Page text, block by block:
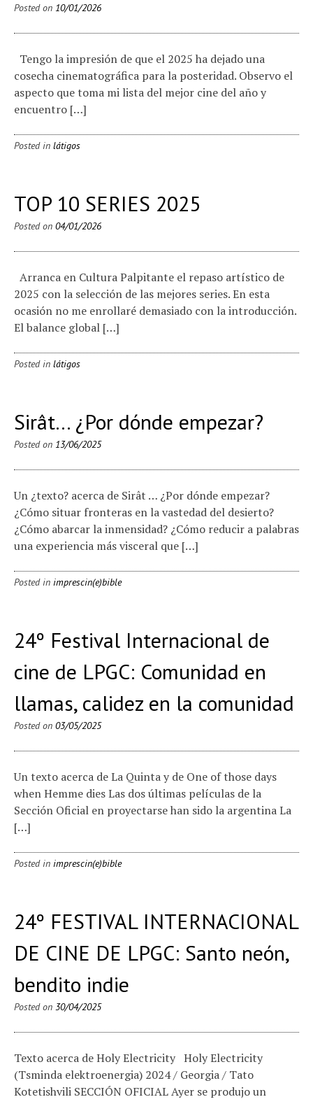
Posted on 10/01/2026
Tengo la impresión de que el 2025 ha dejado una
cosecha cinematográfica para la posteridad. Observo el
aspecto que toma mi lista del mejor cine del año y
encuentro […]
Posted in látigos
TOP 10 SERIES 2025
Posted on 04/01/2026
Arranca en Cultura Palpitante el repaso artístico de
2025 con la selección de las mejores series. En esta
ocasión no me enrollaré demasiado con la introducción.
El balance global […]
Posted in látigos
Sirât… ¿Por dónde empezar?
Posted on 13/06/2025
Un ¿texto? acerca de Sirât … ¿Por dónde empezar?
¿Cómo situar fronteras en la vastedad del desierto?
¿Cómo abarcar la inmensidad? ¿Cómo reducir a palabras
una experiencia más visceral que […]
Posted in imprescin(e)bible
24º Festival Internacional de
cine de LPGC: Comunidad en
llamas, calidez en la comunidad
Posted on 03/05/2025
Un texto acerca de La Quinta y de One of those days
when Hemme dies Las dos últimas películas de la
Sección Oficial en proyectarse han sido la argentina La
[…]
Posted in imprescin(e)bible
24º FESTIVAL INTERNACIONAL
DE CINE DE LPGC: Santo neón,
bendito indie
Posted on 30/04/2025
Texto acerca de Holy Electricity Holy Electricity
(Tsminda elektroenergia) 2024 / Georgia / Tato
Kotetishvili SECCIÓN OFICIAL Ayer se produjo un